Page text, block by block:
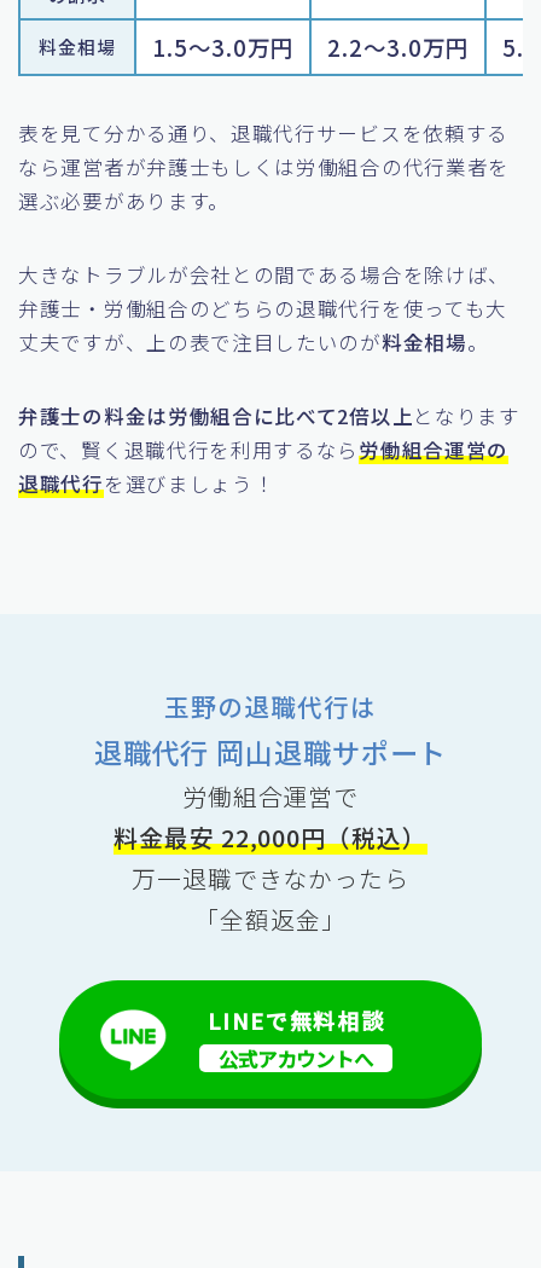
料金相場 1.5〜3.0万円 2.2〜3.0万円
表を見て分かる通り、退職代行サービスを依頼する
なら運営者が弁護士もしくは労働組合の代行業者を
選ぶ必要があります。
大きなトラブルが会社との間である場合を除けば、
弁護士・労働組合のどちらの退職代行を使っても大
丈夫ですが、上の表で注目したいのが料金相場。
弁護士の料金は労働組合に比べて2倍以上 となります
ので、賢く退職代行を利用するなら労働組合運営の
退職代行を選びましょう！
玉野の退職代行は
退職代行 岡山退職サポート
労働組合運営で
料金最安 22,000円（税込）
万一退職できなかったら
「全額返金」
LINEで無料相談
公式アカウントへ